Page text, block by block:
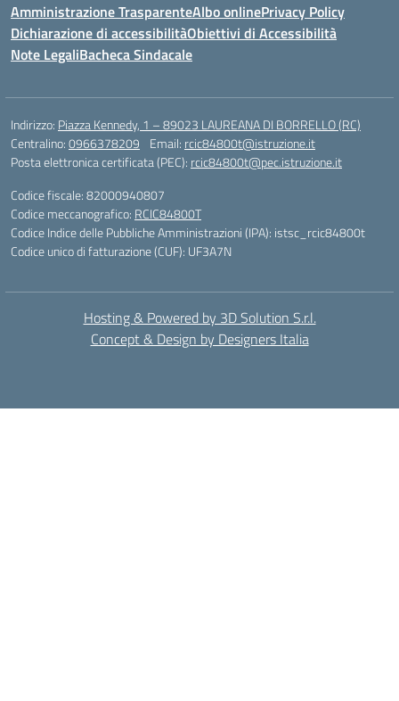
Amministrazione TrasparenteAlbo onlinePrivacy Policy
Dichiarazione di accessibilitàObiettivi di Accessibilità
Note LegaliBacheca Sindacale
Indirizzo: Piazza Kennedy, 1 – 89023 LAUREANA DI BORRELLO (RC)
Centralino:0966378209 Email: rcic84800t@istruzione.it
Posta elettronica certificata (PEC): rcic84800t@pec.istruzione.it
Codice fiscale: 82000940807
Codice meccanografico: RCIC84800T
Codice Indice delle Pubbliche Amministrazioni (IPA): istsc_rcic84800t
Codice unico di fatturazione (CUF): UF3A7N
Hosting & Powered by 3D Solution S.r.l.
Concept & Design by Designers Italia